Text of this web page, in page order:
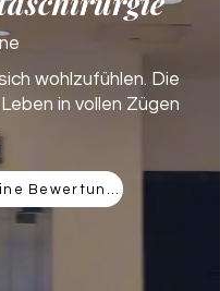
wohlzufühlen. Die
in vollen Zügen